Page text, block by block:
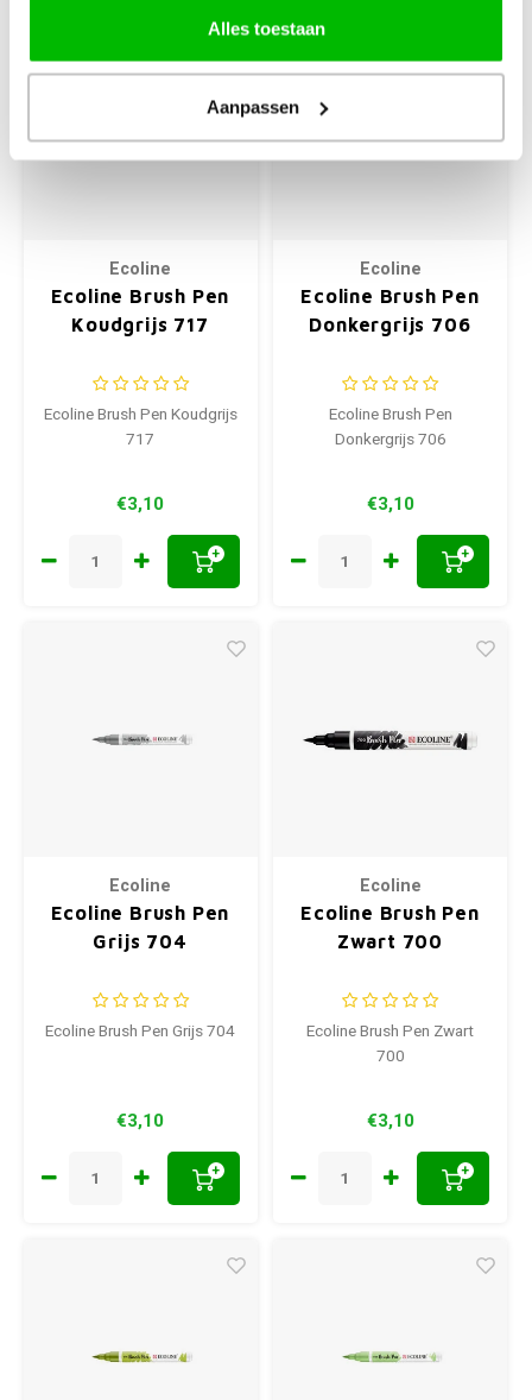
Alles toestaan
Aanpassen
Ecoline
Ecoline Brush Pen
Koudgrijs 717
Ecoline Brush Pen Koudgrijs
717
€3,10
+
Ecoline
Ecoline Brush Pen
Donkergrijs 706
Ecoline Brush Pen
Donkergrijs 706
€3,10
+
Ecoline
Ecoline Brush Pen
Grijs 704
Ecoline Brush Pen Grijs 704
€3,10
+
Ecoline
Ecoline Brush Pen
Zwart 700
Ecoline Brush Pen Zwart
700
€3,10
+